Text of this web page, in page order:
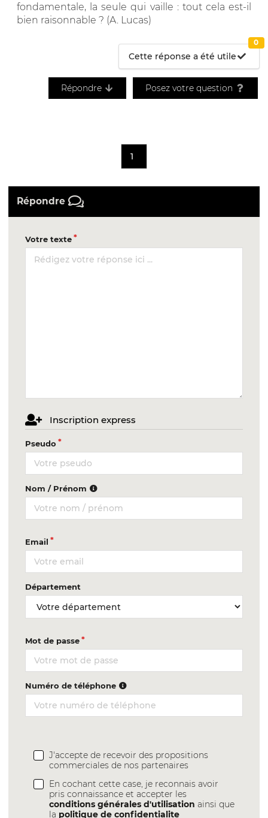
fondamentale, la seule qui vaille : tout cela est-il
bien raisonnable ? (A. Lucas)
Cette réponse a été utile
0
Répondre Posez votre question
1
Répondre
Votre texte
Inscription express
Pseudo
Nom / Prénom
Email
Département
Mot de passe
Numéro de téléphone
J'accepte de recevoir des propositions
commerciales de nos partenaires
En cochant cette case, je reconnais avoir
pris connaissance et accepter les
conditions générales d'utilisation ainsi que
la politique de confidentialite